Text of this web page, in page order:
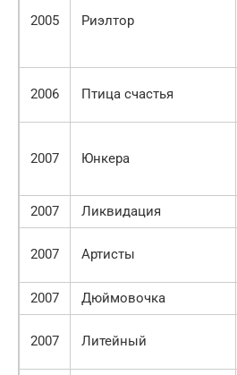
2005 Риэлтор
2006 Птица счастья
2007 Юнкера
2007 Ликвидация
2007 Артисты
2007 Дюймовочка
2007 Литейный